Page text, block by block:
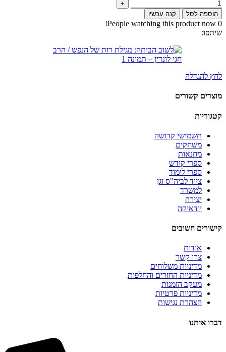
הוספה לסל קנה עכשיו
0
People watching this product now!
שיתפו:
לחץ להגדלה
מוצרים קשורים
קטגוריות
תשמישי קדושה
משחקים
מחנאות
ספרי קודש
ספרי לימוד
ציוד לביה"ס וגן
למשרד
יצירה
יודאיקה
קישורים חשובים
אודות
צרו קשר
מדיניות משלוחים
מדיניות החזרים והחלפות
מעקב הזמנות
מדיניות פרטיות
הצהרת נגישות
דברו איתנו